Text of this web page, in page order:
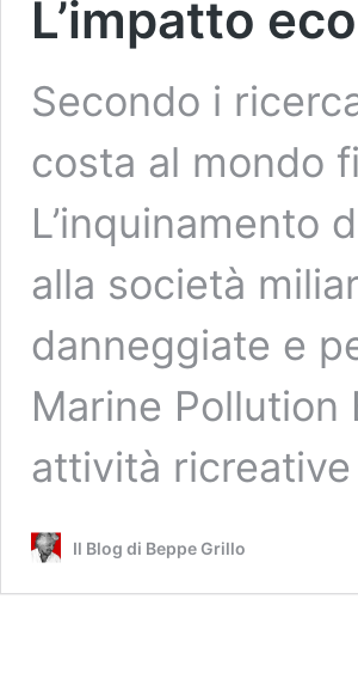
L’impatto
Secondo i
costa al mondo
L’inquinamento
alla società
danneggiate e
Marine Pollution
attività
Il Blog di Beppe Grillo